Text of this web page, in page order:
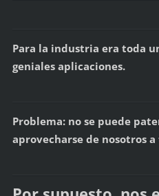
Para la industria era toda
geniales aplicaciones.
Problema: no se puede
aprovecharse de nosotros